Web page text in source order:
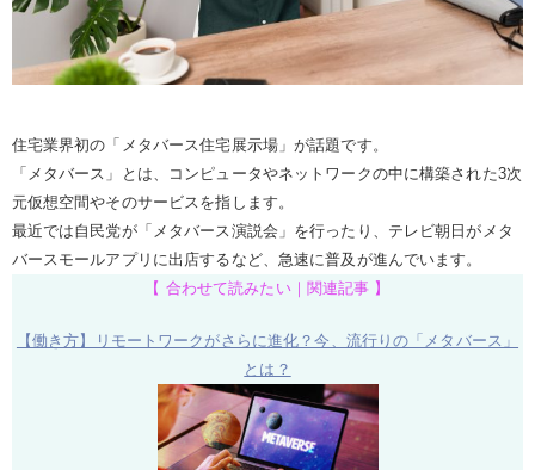
住宅業界初の「メタバース住宅展示場」が話題です。
「メタバース」とは、コンピュータやネットワークの中に構築された3次
元仮想空間やそのサービスを指します。
最近では自民党が「メタバース演説会」を行ったり、テレビ朝日がメタ
バースモールアプリに出店するなど、急速に普及が進んでいます。
【 合わせて読みたい｜関連記事 】
【働き方】リモートワークがさらに進化？今、流行りの「メタバース」
とは？